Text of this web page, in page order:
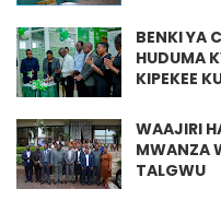
BENKI YA
HUDUMA
KIPEKEE
WAAJIRI
MWANZA
TALGWU